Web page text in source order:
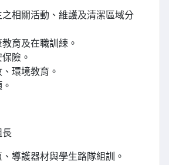
相關活動、維護及清潔區域分
育及在職訓練。
險。
環境教育。
長
導護器材與學生路隊組訓。